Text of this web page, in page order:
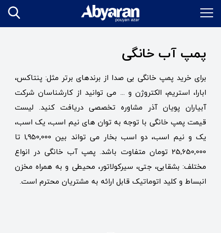
پمپ آب خانگی
برای خرید پمپ خانگی بی صدا از برندهای برتر مثل: پنتاکس،
ابارا، استریم، الکتروژن و ... می توانید از کارشناسان شرکت
آبیاران پویان آذر مشاوره تخصصی دریافت کنید. لیست
قیمت پمپ خانگی با توجه به توان های نیم اسب، یک اسب،
یک و نیم اسب، دو اسب بخار می تواند بین 1,950,000 تا
25,650,000 تومان متفاوت باشد. پمپ آب خانگی در انواع
مختلف: بشقابی، جتی، سیرکولاتور، محیطی و به همراه مخزن
انبساط و کلید اتوماتیک قابل ارائه به مشتریان محترم است.